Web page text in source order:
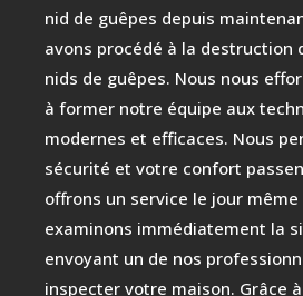
nid de guêpes depuis
avons procédé à la destruction
nids de guêpes. Nous nous
à former notre équipe aux
modernes et efficaces. Nous
sécurité et votre confort
offrons un service le jour même
examinons immédiatement la
envoyant un de nos
inspecter votre maison. Grâce